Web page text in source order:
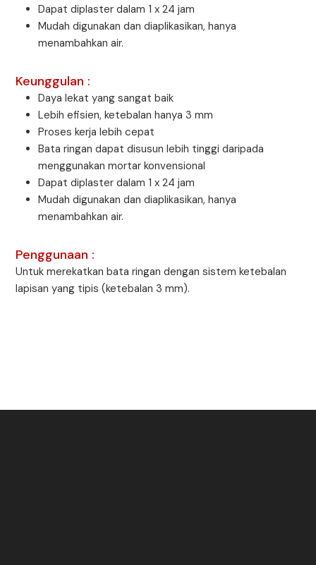
Dapat diplaster dalam 1 x 24 jam
Mudah digunakan dan diaplikasikan, hanya
menambahkan air.
Keunggulan :
Daya lekat yang sangat baik
Lebih efisien, ketebalan hanya 3 mm
Proses kerja lebih cepat
Bata ringan dapat disusun lebih tinggi daripada
menggunakan mortar konvensional
Dapat diplaster dalam 1 x 24 jam
Mudah digunakan dan diaplikasikan, hanya
menambahkan air.
Penggunaan :
Untuk merekatkan bata ringan dengan sistem ketebalan
lapisan yang tipis (ketebalan 3 mm).